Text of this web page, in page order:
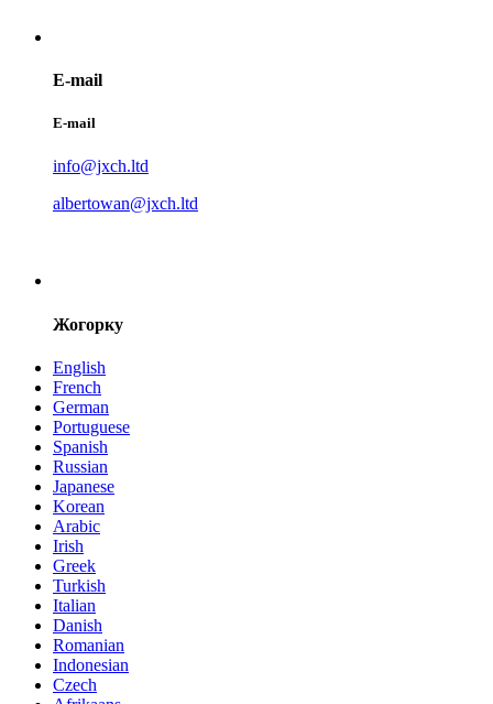
E-mail
E-mail
info@jxch.ltd
albertowan@jxch.ltd
Жогорку
English
French
German
Portuguese
Spanish
Russian
Japanese
Korean
Arabic
Irish
Greek
Turkish
Italian
Danish
Romanian
Indonesian
Czech